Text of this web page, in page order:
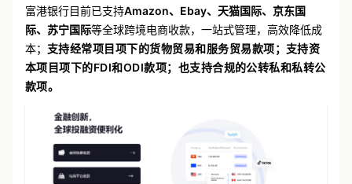
富港银行目前已支持Amazon、Ebay、天猫国际、京东国
际、苏宁国际等全球跨境电商收款，一站式管理，高效降低成
本； 支持经常项目项下的货物贸易和服务贸易款项；支持资
本项目项下的FDI和ODI款项；也支持合规的公转私和私转公
款项。